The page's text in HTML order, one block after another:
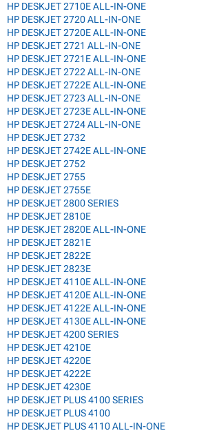
HP DESKJET 2710E ALL-IN-ONE
HP DESKJET 2720 ALL-IN-ONE
HP DESKJET 2720E ALL-IN-ONE
HP DESKJET 2721 ALL-IN-ONE
HP DESKJET 2721E ALL-IN-ONE
HP DESKJET 2722 ALL-IN-ONE
HP DESKJET 2722E ALL-IN-ONE
HP DESKJET 2723 ALL-IN-ONE
HP DESKJET 2723E ALL-IN-ONE
HP DESKJET 2724 ALL-IN-ONE
HP DESKJET 2732
HP DESKJET 2742E ALL-IN-ONE
HP DESKJET 2752
HP DESKJET 2755
HP DESKJET 2755E
HP DESKJET 2800 SERIES
HP DESKJET 2810E
HP DESKJET 2820E ALL-IN-ONE
HP DESKJET 2821E
HP DESKJET 2822E
HP DESKJET 2823E
HP DESKJET 4110E ALL-IN-ONE
HP DESKJET 4120E ALL-IN-ONE
HP DESKJET 4122E ALL-IN-ONE
HP DESKJET 4130E ALL-IN-ONE
HP DESKJET 4200 SERIES
HP DESKJET 4210E
HP DESKJET 4220E
HP DESKJET 4222E
HP DESKJET 4230E
HP DESKJET PLUS 4100 SERIES
HP DESKJET PLUS 4100
HP DESKJET PLUS 4110 ALL-IN-ONE